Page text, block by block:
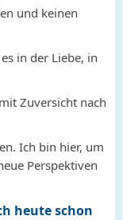
und keinen
in der Liebe, in
Zuversicht nach
Ich bin hier, um
Perspektiven
heute schon